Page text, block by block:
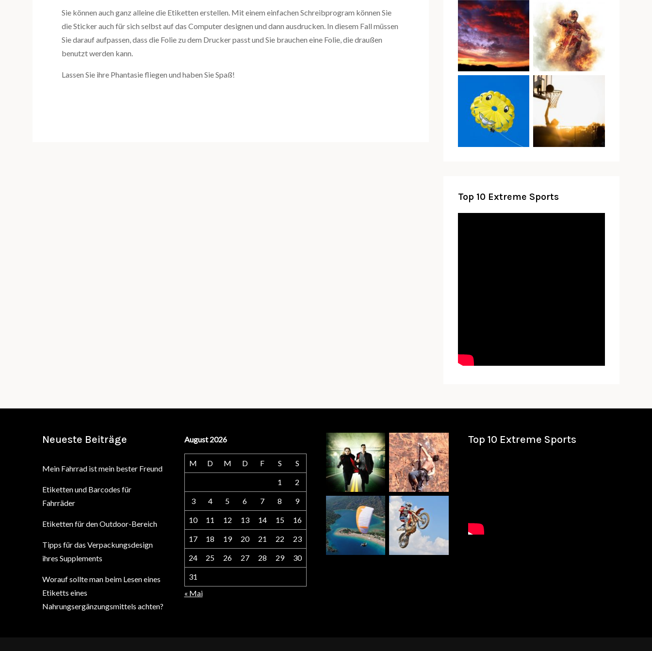
Sie können auch ganz alleine die Etiketten erstellen. Mit einem einfachen Schreibprogram können Sie
die Sticker auch für sich selbst auf das Computer designen und dann ausdrucken. In diesem Fall müssen
Sie darauf aufpassen, dass die Folie zu dem Drucker passt und Sie brauchen eine Folie, die draußen
benutzt werden kann.
Lassen Sie ihre Phantasie fliegen und haben Sie Spaß!
Top 10 Extreme Sports
Neueste Beiträge
Mein Fahrrad ist mein bester Freund
Etiketten und Barcodes für
Fahrräder
Etiketten für den Outdoor-Bereich
Tipps für das Verpackungsdesign
ihres Supplements
Worauf sollte man beim Lesen eines
Etiketts eines
Nahrungsergänzungsmittels achten?
August 2026
M D M D F S S
1 2
3 4 5 6 7 8 9
10 11 12 13 14 15 16
17 18 19 20 21 22 23
24 25 26 27 28 29 30
31
« Mai
Top 10 Extreme Sports